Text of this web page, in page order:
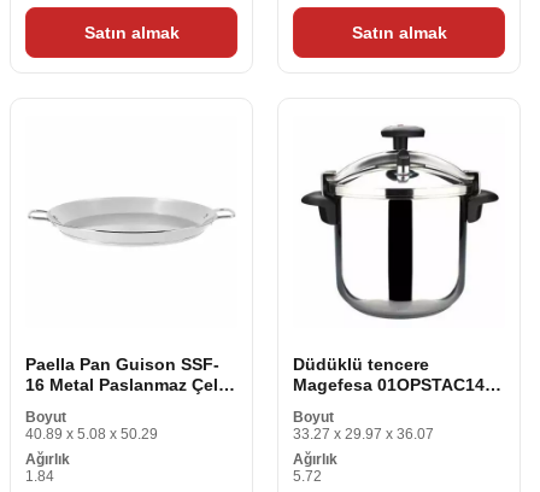
Satın almak Satın almak
Paella Pan Guison SSF-
16 Metal Paslanmaz Çelik
Boyut
40.89 x 5.08 x 50.29
Ağırlık
1.84
Düdüklü tencere
Magefesa 01OPSTAC14
Metal
Boyut
33.27 x 29.97 x 36.07
Ağırlık
5.72